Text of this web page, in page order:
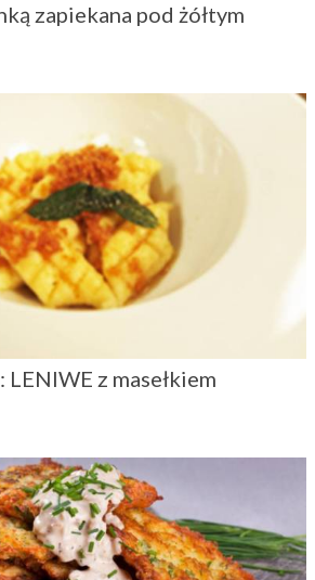
zapiekana pod żółtym
LENIWE z masełkiem